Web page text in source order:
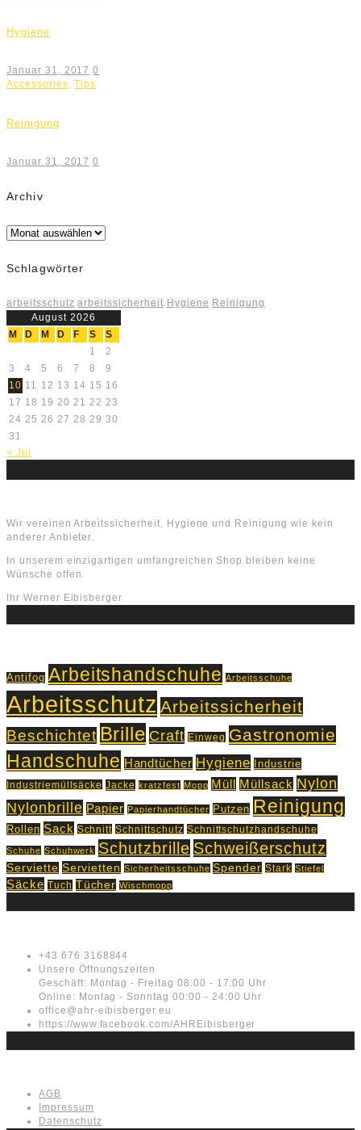
Hygiene
Januar 31, 2017 0
Accessories,Tips
Reinigung
Januar 31, 2017 0
Archiv
Archiv
Schlagwörter
arbeitsschutz arbeitssicherheit Hygiene Reinigung
August 2026
M
D M D F S
S
1
2
3
4 5 6 7 8
9
10 11 12 13 14 15 16
17 18 19 20 21 22 23
24 25 26 27 28 29 30
31
« Jul
Wir vereinen Arbeitssicherheit, Hygiene und Reinigung wie kein
anderer Anbieter.
In unserem einzigartigen umfangreichen Shop bleiben keine
Wünsche offen.
Ihr Werner Eibisberger
Antifog Arbeitshandschuhe Arbeitsschuhe
Arbeitsschutz Arbeitssicherheit
Beschichtet Brille Craft Einweg Gastronomie
Handschuhe Handtücher Hygiene Industrie
Industriemüllsäcke Jacke kratzfest Mopp Müll Müllsack Nylon
Nylonbrille Papier Papierhandtücher Putzen Reinigung
Rollen Sack Schnitt Schnittschutz Schnittschutzhandschuhe
Schuhe Schuhwerk Schutzbrille Schweißerschutz
Serviette Servietten Sicherheitsschuhe Spender Stark Stiefel
Säcke Tuch Tücher Wischmopp
+43 676 3168844
Unsere Öffnungszeiten
Geschäft: Montag - Freitag 08:00 - 17:00 Uhr
Online: Montag - Sonntag 00:00 - 24:00 Uhr
office@ahr-eibisberger.eu
https://www.facebook.com/AHREibisberger
AGB
Impressum
Datenschutz